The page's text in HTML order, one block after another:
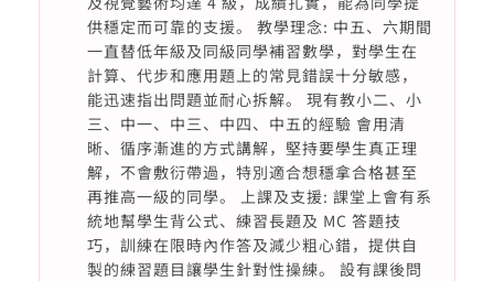
供穩定而可靠的支援。 教學理念: 中五、六期間
一直替低年級及同級同學補習數學，對學生在
計算、代步和應用題上的常見錯誤十分敏感，
能迅速指出問題並耐心拆解。 現有教小二、小
三、中一、中三、中四、中五的經驗 會用清
晰、循序漸進的方式講解，堅持要學生真正理
解，不會敷衍帶過，特別適合想穩拿合格甚至
再推高一級的同學。 上課及支援: 課堂上會有系
統地幫學生背公式、練習長題及 MC 答題技
巧，訓練在限時內作答及減少粗心錯，提供自
製的練習題目讓學生針對性操練。 設有課後問